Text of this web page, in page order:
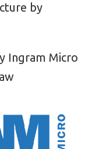
by
Ingram Micro